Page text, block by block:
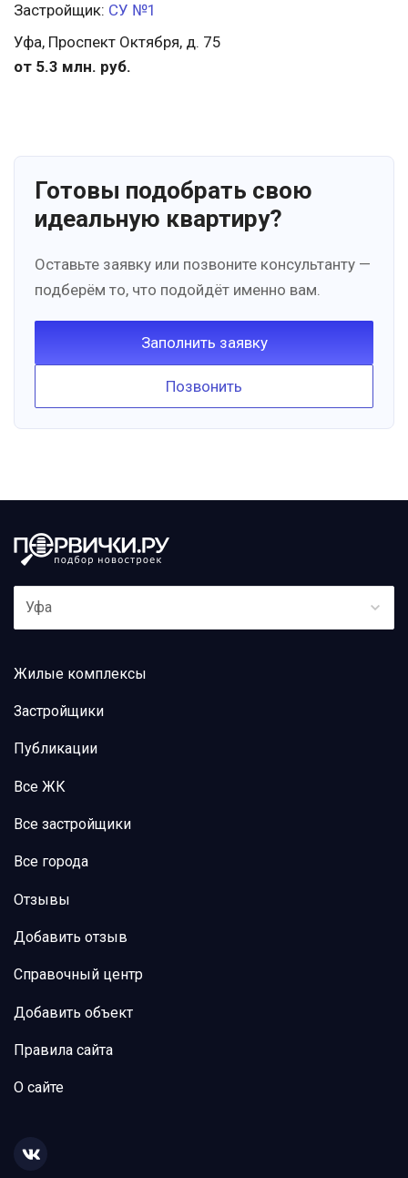
Застройщик: СУ №1
Уфа, Проспект Октября, д. 75
от 5.3 млн. руб.
Готовы подобрать свою
идеальную квартиру?
Оставьте заявку или позвоните консультанту —
подберём то, что подойдёт именно вам.
Заполнить заявку
Позвонить
Уфа
Жилые комплексы
Застройщики
Публикации
Все ЖК
Все застройщики
Все города
Отзывы
Добавить отзыв
Справочный центр
Добавить объект
Правила сайта
О сайте